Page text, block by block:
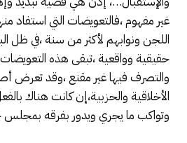
غير مفهوم ،فالتعويضات التي استفاد
اللجن ونوابهم لأكثر من سنة ،في ظل
حقيقية وواقعية ،تبقى هذه
والتصرف فيها غير مقنع ،وقد تعرض
الأخلاقية والحزبية،إن كانت هناك
وتواكب ما يجري ويدور بفرقه